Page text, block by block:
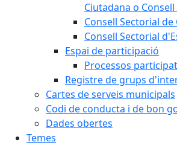
Ciutadana o
Consell Sectorial de
Consell Sectorial
Espai de participació
Processos
Registre de grups
Cartes de serveis municipals
Codi de conducta i de bon
Dades obertes
Temes